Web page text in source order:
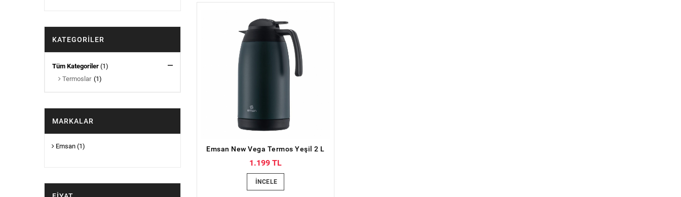
Emsan New Vega Termos Yeşil 2 L
1.199 TL
İNCELE
KATEGORILER
Tüm Kategoriler (1)
Termoslar (1)
MARKALAR
Emsan (1)